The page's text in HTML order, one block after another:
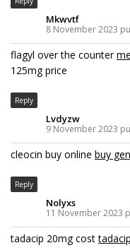
Mkwvtf
8 November 2023
flagyl over the counter
125mg price
Reply
Lvdyzw
9 November 2023
cleocin buy online buy
Reply
Nolyxs
11 November 2023
tadacip 20mg cost